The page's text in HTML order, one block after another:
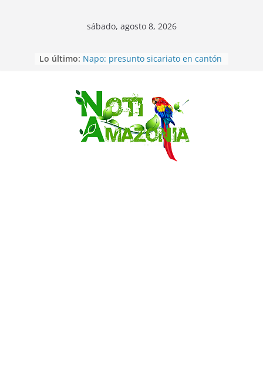
Saltar
sábado, agosto 8, 2026
Lo último: Napo: presunto sicariato en cantón
desaparecidos fueron encontrados
muertos en Puerto lopez
Sentencian a 34 años de prisión a
implicados en caso de Alison,
oriunda de Tena
Vozinha, el arquero sensación de
cabo Verde, ya llegó para